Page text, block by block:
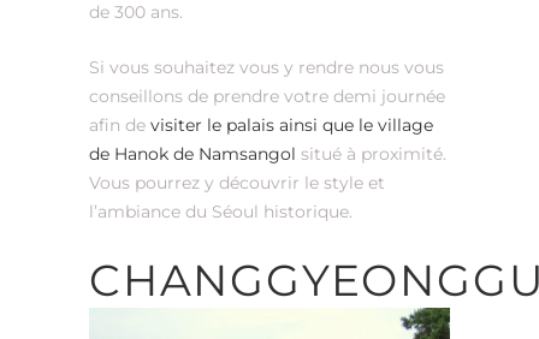
de 300 ans.
Si vous souhaitez vous y rendre nous vous
conseillons de prendre votre demi journée
afin de visiter le palais ainsi que le village
de Hanok de Namsangol situé à proximité.
Vous pourrez y découvrir le style et
l’ambiance du Séoul historique.